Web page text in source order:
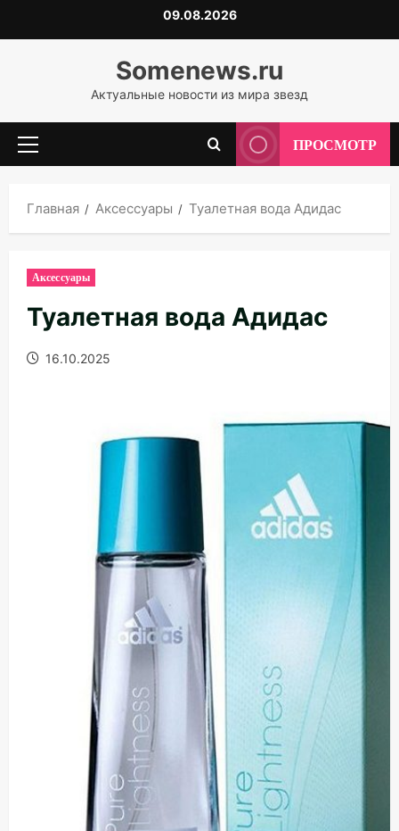
к
09.08.2026
Somenews.ru
Актуальные новости из мира звезд
Основное
ПРОСМОТР
Главная Аксессуары Туалетная вода Адидас
Аксессуары
Туалетная вода Адидас
16.10.2025